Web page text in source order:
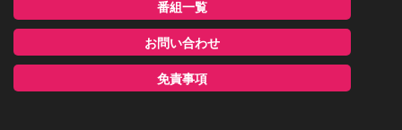
番組一覧
お問い合わせ
免責事項